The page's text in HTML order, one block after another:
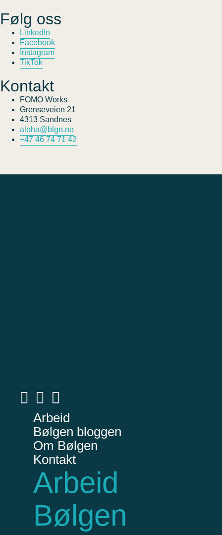
Følg oss
LinkedIn
Facebook
Instagram
TikTok
Kontakt
FOMO Works
Grenseveien 21
4313 Sandnes
aloha@blgn.no
+47 46 74 71 42
Arbeid
Bølgen bloggen
Om Bølgen
Kontakt
Arbeid
Bølgen